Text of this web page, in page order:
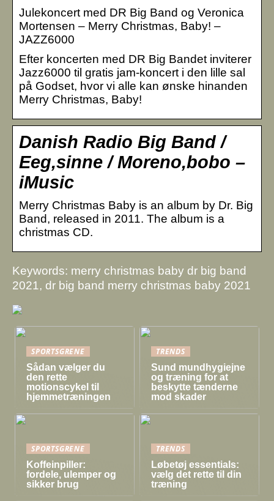
Julekoncert med DR Big Band og Veronica
Mortensen – Merry Christmas, Baby! –
JAZZ6000
Efter koncerten med DR Big Bandet inviterer
Jazz6000 til gratis jam-koncert i den lille sal
på Godset, hvor vi alle kan ønske hinanden
Merry Christmas, Baby!
Danish Radio Big Band /
Eeg,sinne / Moreno,bobo –
iMusic
Merry Christmas Baby is an album by Dr. Big
Band, released in 2011. The album is a
christmas CD.
Keywords: merry christmas baby dr big band
2021, dr big band merry christmas baby 2021
SPORTSGRENE
Sådan vælger du
den rette
motionscykel til
hjemmetræningen
TRENDS
Sund mundhygiejne
og træning for at
beskytte tænderne
mod skader
SPORTSGRENE
Koffeinpiller:
fordele, ulemper og
sikker brug
TRENDS
Løbetøj essentials:
vælg det rette til din
træning